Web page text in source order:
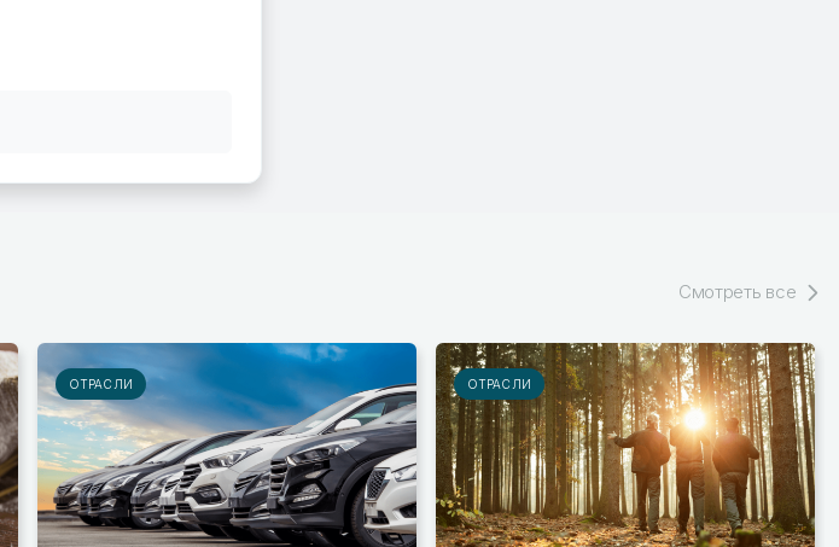
Смотреть все
ОТРАСЛИ ОТРАСЛИ